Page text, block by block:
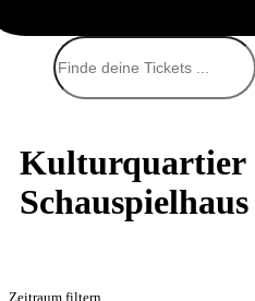
Suchen
Kulturquartier
Schauspielhaus
Zeitraum filtern